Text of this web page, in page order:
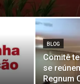
BLOG
Comitê
se
Regnum